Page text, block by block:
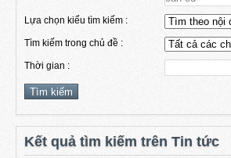
Lựa chọn kiểu tìm kiếm :
Tìm kiếm trong chủ đề :
Thời gian :
Kết quả tìm kiếm trên Tin tức